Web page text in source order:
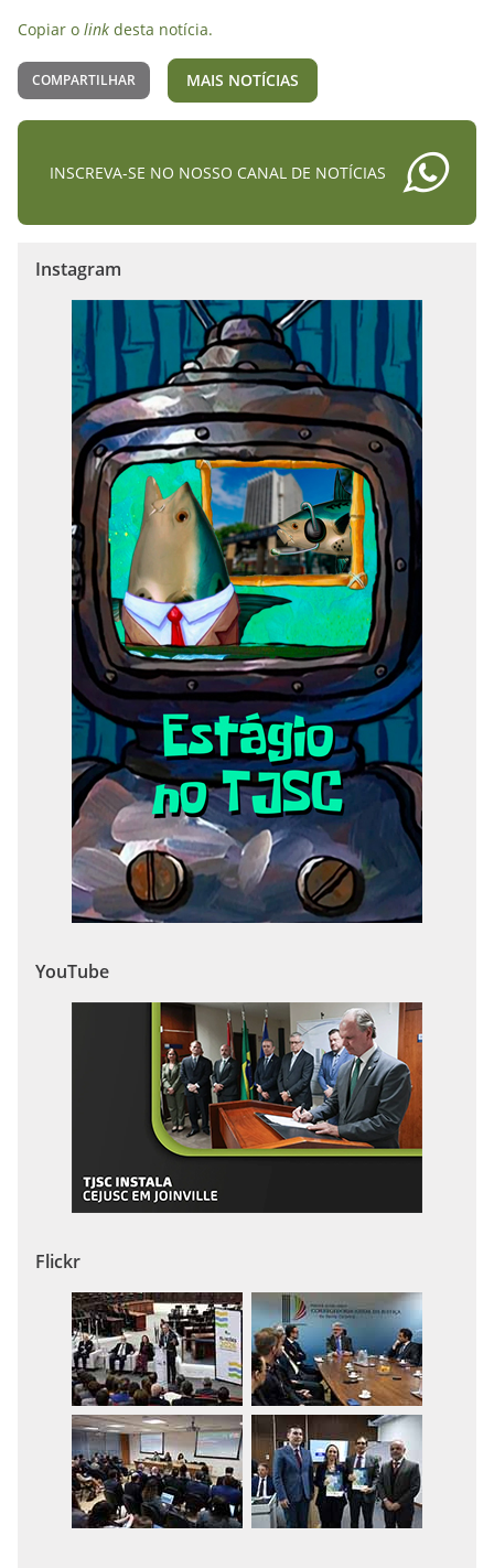
Copiar o link desta notícia.
COMPARTILHAR MAIS NOTÍCIAS
INSCREVA-SE NO NOSSO CANAL DE NOTÍCIAS
Instagram
YouTube
Flickr